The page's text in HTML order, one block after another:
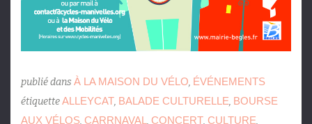
publié dans À LA MAISON DU VÉLO, ÉVÉNEMENTS
étiquetteALLEYCAT, BALADE CULTURELLE, BOURSE
AUX VÉLOS, CARRNAVAL , CONCERT, CULTURE,